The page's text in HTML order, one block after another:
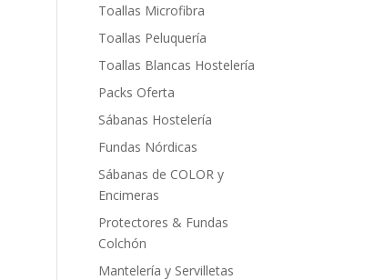
Toallas Microfibra
Toallas Peluquería
Toallas Blancas Hostelería
Packs Oferta
Sábanas Hostelería
Fundas Nórdicas
Sábanas de COLOR y
Encimeras
Protectores & Fundas
Colchón
Mantelería y Servilletas